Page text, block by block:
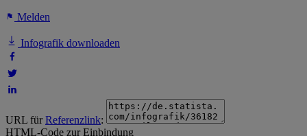
Melden
Infografik downloaden
URL fürReferenzlink:
HTML-Code zur Einbindung